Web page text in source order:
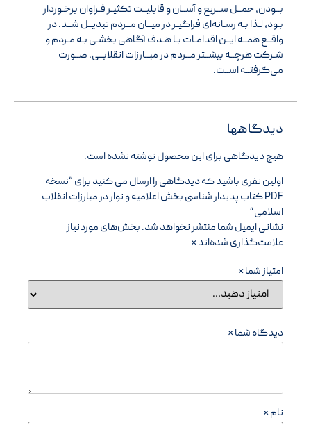
بــودن، حمــل ســریع و آســان و قابلیــت تکثیـر فـراوان برخـوردار
بـود، لـذا بـه رسـانه‌ای فراگیـر در میــان مــردم تبدیــل شــد. در
واقــع همــه ایــن اقدامـات بـا هـدف آگاهی بخشـی بـه مـردم و
شـرکت هرچــه بیشــتر مــردم در مبــارزات انقلابــی، صــورت
می‌گرفتــه اســت.
دیدگاهها
هیچ دیدگاهی برای این محصول نوشته نشده است.
اولین نفری باشید که دیدگاهی را ارسال می کنید برای “نسخه
PDF کتاب پدیدار شناسی بخش اعلامیه و نوار در مبارزات انقلاب
اسلامی”
نشانی ایمیل شما منتشر نخواهد شد.بخش‌های موردنیاز
علامت‌گذاری شده‌اند*
امتیاز شما*
دیدگاه شما*
نام*